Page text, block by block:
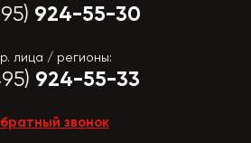
924-55-30
лица / регионы:
924-55-33
звонок